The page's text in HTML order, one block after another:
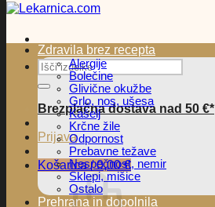
Išči:
Brezplačna dostava nad 50 €*
Prijava
Košarica /0,00€
Zdravila brez recepta
Alergije
Bolečine
Glivične okužbe
Grlo, nos, ušesa
Kašelj
Krčne žile
Odpornost
Prebavne težave
Nespečnost, nemir
Sklepi, mišice
Ostalo
Prehrana in dopolnila